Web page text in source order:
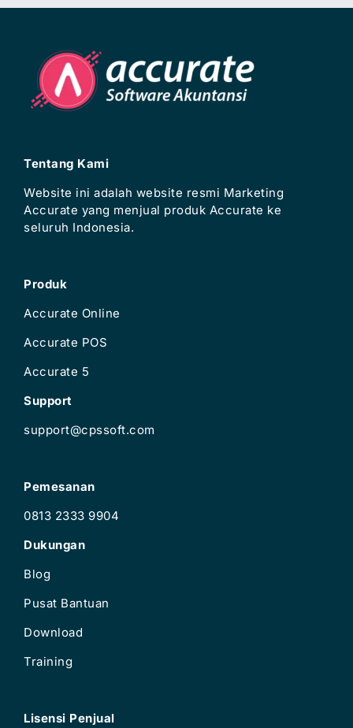
Tentang Kami
Website ini adalah website resmi Marketing
Accurate yang menjual produk Accurate ke
seluruh Indonesia.
Produk
Accurate Online
Accurate POS
Accurate 5
Support
support@cpssoft.com
Pemesanan
0813 2333 9904
Dukungan
Blog
Pusat Bantuan
Download
Training
Lisensi Penjual